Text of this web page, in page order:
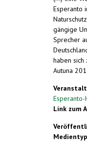
Esperanto
gängige
Sprecher
haben sich
Autuna
Link zum